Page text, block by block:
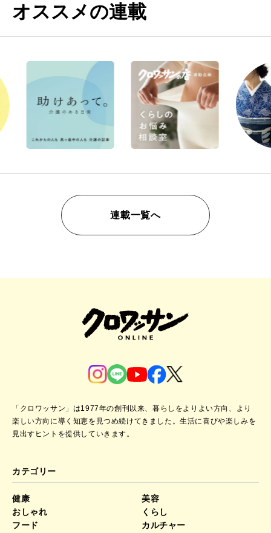
オススメの連載
連載一覧へ
「クロワッサン」は1977年の創刊以来、暮らしをよりよい方向、より
楽しい方向に導く知恵を見つめ続けてきました。生活に喜びや楽しみを
見出すヒントを提供していきます。
カテゴリー
健康
美容
おしゃれ
くらし
フード
カルチャー